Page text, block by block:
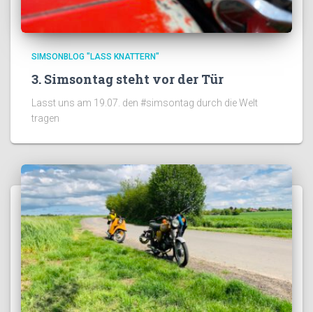
SIMSONBLOG "LASS KNATTERN"
3. Simsontag steht vor der Tür
Lasst uns am 19.07. den #simsontag durch die Welt
tragen